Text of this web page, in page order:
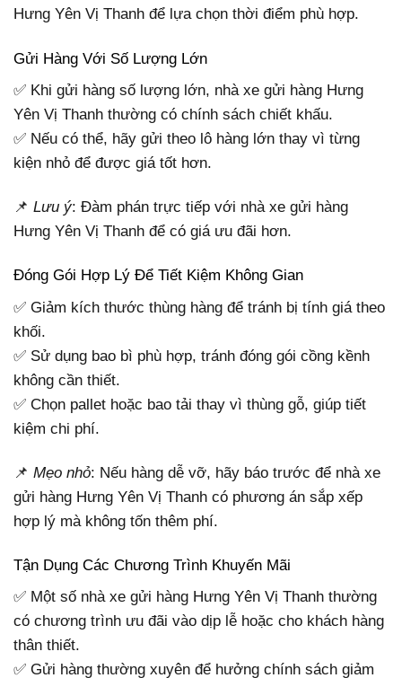
Hưng Yên Vị Thanh để lựa chọn thời điểm phù hợp.
Gửi Hàng Với Số Lượng Lớn
✅ Khi gửi hàng số lượng lớn, nhà xe gửi hàng Hưng
Yên Vị Thanh thường có chính sách chiết khấu.
✅ Nếu có thể, hãy gửi theo lô hàng lớn thay vì từng
kiện nhỏ để được giá tốt hơn.
📌 Lưu ý: Đàm phán trực tiếp với nhà xe gửi hàng
Hưng Yên Vị Thanh để có giá ưu đãi hơn.
Đóng Gói Hợp Lý Để Tiết Kiệm Không Gian
✅ Giảm kích thước thùng hàng để tránh bị tính giá theo
khối.
✅ Sử dụng bao bì phù hợp, tránh đóng gói cồng kềnh
không cần thiết.
✅ Chọn pallet hoặc bao tải thay vì thùng gỗ, giúp tiết
kiệm chi phí.
📌 Mẹo nhỏ: Nếu hàng dễ vỡ, hãy báo trước để nhà xe
gửi hàng Hưng Yên Vị Thanh có phương án sắp xếp
hợp lý mà không tốn thêm phí.
Tận Dụng Các Chương Trình Khuyến Mãi
✅ Một số nhà xe gửi hàng Hưng Yên Vị Thanh thường
có chương trình ưu đãi vào dịp lễ hoặc cho khách hàng
thân thiết.
✅ Gửi hàng thường xuyên để hưởng chính sách giảm